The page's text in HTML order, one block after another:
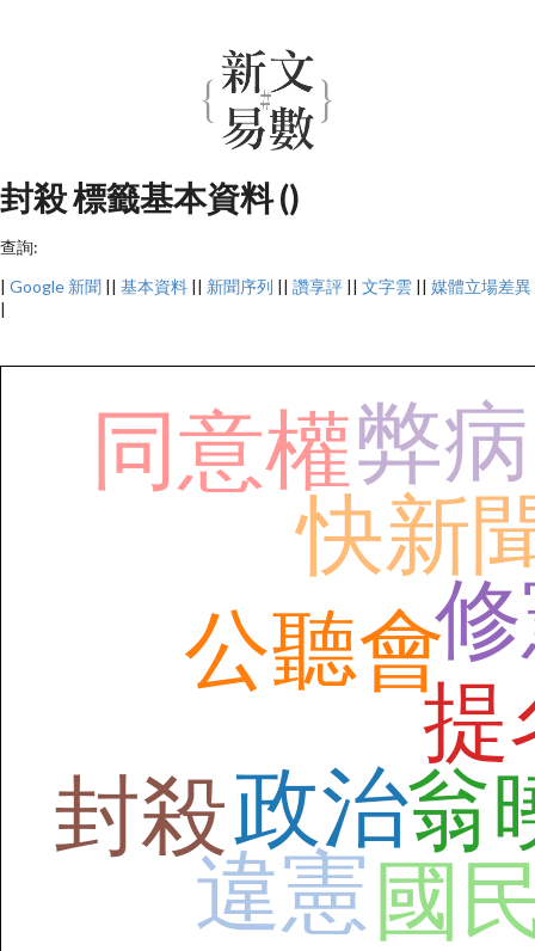
封殺 標籤基本資料 ()
查詢:
| Google 新聞 || 基本資料 || 新聞序列 || 讚享評 || 文字雲 || 媒體立場差異
|
政治
違憲
公聽會
快新
翁
國
提
同意權弊病
封殺